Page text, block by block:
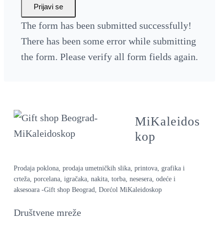
Prijavi se
The form has been submitted successfully!
There has been some error while submitting
the form. Please verify all form fields again.
MiKaleidos
kop
Prodaja poklona, prodaja umetničkih slika, printova, grafika i
crteža, porcelana, igračaka, nakita, torba, nesesera, odeće i
aksesoara -Gift shop Beograd, Dorćol MiKaleidoskop
Društvene mreže